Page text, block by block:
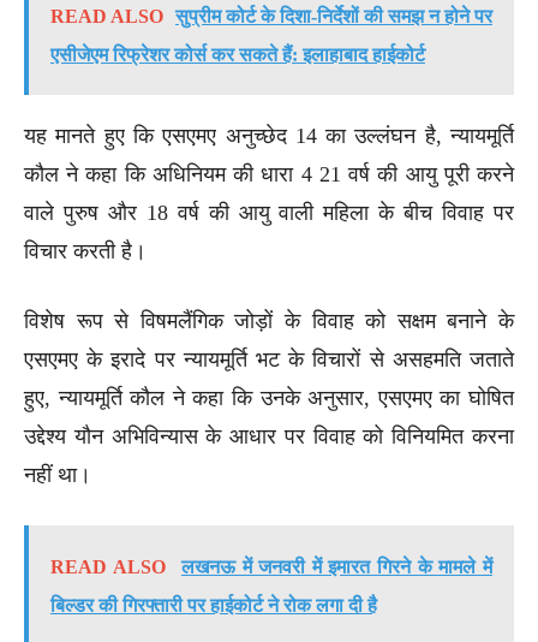
READ ALSO सुप्रीम कोर्ट के दिशा-निर्देशों की समझ न होने पर
एसीजेएम रिफ्रेशर कोर्स कर सकते हैं: इलाहाबाद हाईकोर्ट
यह मानते हुए कि एसएमए अनुच्छेद 14 का उल्लंघन है, न्यायमूर्ति
कौल ने कहा कि अधिनियम की धारा 4 21 वर्ष की आयु पूरी करने
वाले पुरुष और 18 वर्ष की आयु वाली महिला के बीच विवाह पर
विचार करती है।
विशेष रूप से विषमलैंगिक जोड़ों के विवाह को सक्षम बनाने के
एसएमए के इरादे पर न्यायमूर्ति भट के विचारों से असहमति जताते
हुए, न्यायमूर्ति कौल ने कहा कि उनके अनुसार, एसएमए का घोषित
उद्देश्य यौन अभिविन्यास के आधार पर विवाह को विनियमित करना
नहीं था।
READ ALSO
लखनऊ में जनवरी में इमारत गिरने के मामले में
बिल्डर की गिरफ्तारी पर हाईकोर्ट ने रोक लगा दी है